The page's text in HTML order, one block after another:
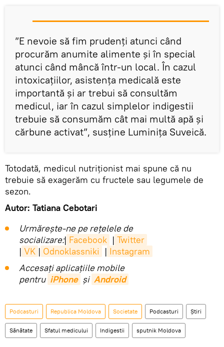
”E nevoie să fim prudenți atunci când
procurăm anumite alimente și în special
atunci când mâncă într-un local. În cazul
intoxicațiilor, asistența medicală este
importantă și ar trebui să consultăm
medicul, iar în cazul simplelor indigestii
trebuie să consumăm cât mai multă apă și
cărbune activat”, susține Luminița Suveică.
Totodată, medicul nutriționist mai spune că nu
trebuie să exagerăm cu fructele sau legumele de
sezon.
Autor: Tatiana Cebotari
Urmărește-ne pe rețelele de
socializare:| Facebook | Twitter
| VK | Odnoklassniki | Instagram
Accesaţi aplicaţiile mobile
pentru iPhone și Android
Podcasturi Republica Moldova Societate Podcasturi Știri
Sănătate Sfatul medicului Indigestii sputnik Moldova